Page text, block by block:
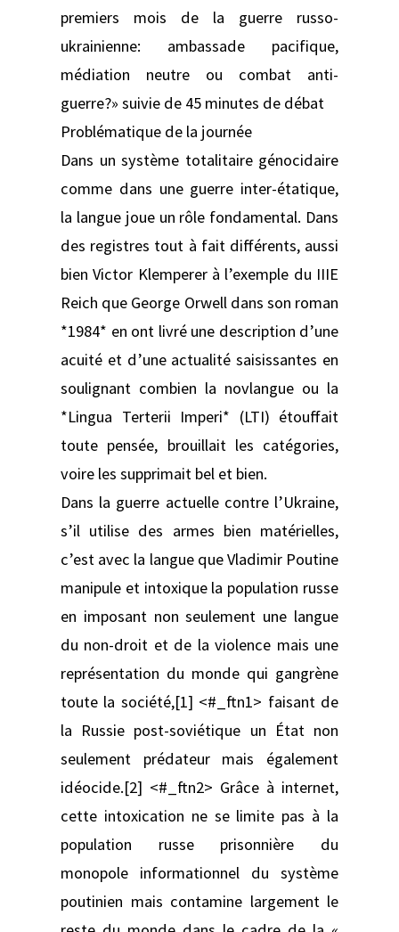
premiers mois de la guerre russo-
ukrainienne: ambassade pacifique,
médiation neutre ou combat anti-
guerre?» suivie de 45 minutes de débat
Problématique de la journée
Dans un système totalitaire génocidaire
comme dans une guerre inter-étatique,
la langue joue un rôle fondamental. Dans
des registres tout à fait différents, aussi
bien Victor Klemperer à l’exemple du IIIE
Reich que George Orwell dans son roman
*1984* en ont livré une description d’une
acuité et d’une actualité saisissantes en
soulignant combien la novlangue ou la
*Lingua Terterii Imperi* (LTI) étouffait
toute pensée, brouillait les catégories,
voire les supprimait bel et bien.
Dans la guerre actuelle contre l’Ukraine,
s’il utilise des armes bien matérielles,
c’est avec la langue que Vladimir Poutine
manipule et intoxique la population russe
en imposant non seulement une langue
du non-droit et de la violence mais une
représentation du monde qui gangrène
toute la société,[1] <#_ftn1> faisant de
la Russie post-soviétique un État non
seulement prédateur mais également
idéocide.[2] <#_ftn2> Grâce à internet,
cette intoxication ne se limite pas à la
population russe prisonnière du
monopole informationnel du système
poutinien mais contamine largement le